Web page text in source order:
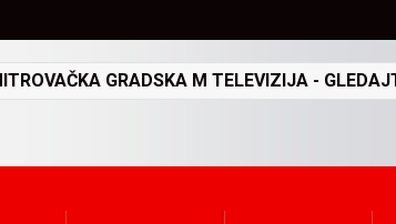
GRADSKA M TELEVIZIJA -